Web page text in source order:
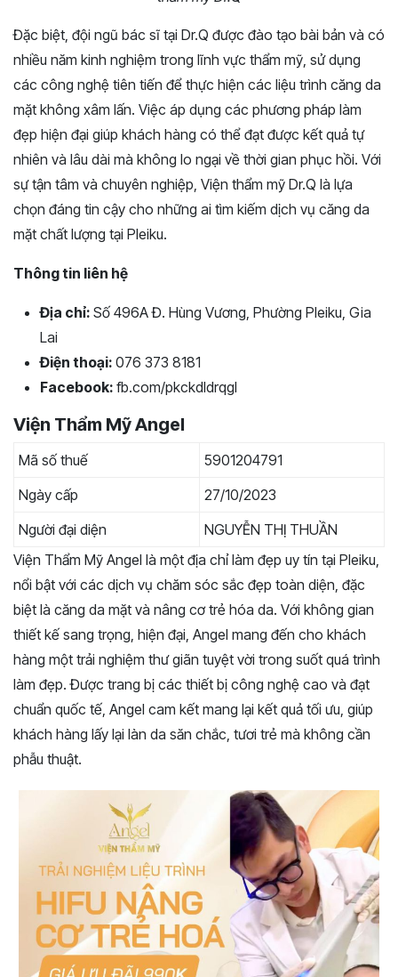
Đặc biệt, đội ngũ bác sĩ tại Dr.Q được đào tạo bài bản và có
nhiều năm kinh nghiệm trong lĩnh vực thẩm mỹ, sử dụng
các công nghệ tiên tiến để thực hiện các liệu trình căng da
mặt không xâm lấn. Việc áp dụng các phương pháp làm
đẹp hiện đại giúp khách hàng có thể đạt được kết quả tự
nhiên và lâu dài mà không lo ngại về thời gian phục hồi. Với
sự tận tâm và chuyên nghiệp, Viện thẩm mỹ Dr.Q là lựa
chọn đáng tin cậy cho những ai tìm kiếm dịch vụ căng da
mặt chất lượng tại Pleiku.
Thông tin liên hệ
Địa chỉ: Số 496A Đ. Hùng Vương, Phường Pleiku, Gia
Lai
Điện thoại: 076 373 8181
Facebook: fb.com/pkckdldrqgl
Viện Thẩm Mỹ Angel
Mã số thuế
5901204791
Ngày cấp
27/10/2023
Người đại diện
NGUYỄN THỊ THUẦN
Viện Thẩm Mỹ Angel là một địa chỉ làm đẹp uy tín tại Pleiku,
nổi bật với các dịch vụ chăm sóc sắc đẹp toàn diện, đặc
biệt là căng da mặt và nâng cơ trẻ hóa da. Với không gian
thiết kế sang trọng, hiện đại, Angel mang đến cho khách
hàng một trải nghiệm thư giãn tuyệt vời trong suốt quá trình
làm đẹp. Được trang bị các thiết bị công nghệ cao và đạt
chuẩn quốc tế, Angel cam kết mang lại kết quả tối ưu, giúp
khách hàng lấy lại làn da săn chắc, tươi trẻ mà không cần
phẫu thuật.